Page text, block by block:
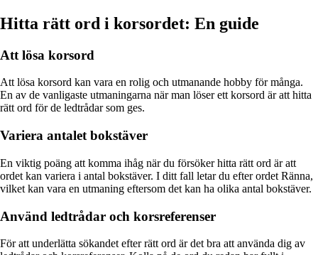
Hitta rätt ord i korsordet: En guide
Att lösa korsord
Att lösa korsord kan vara en rolig och utmanande hobby för många.
En av de vanligaste utmaningarna när man löser ett korsord är att hitta
rätt ord för de ledtrådar som ges.
Variera antalet bokstäver
En viktig poäng att komma ihåg när du försöker hitta rätt ord är att
ordet kan variera i antal bokstäver. I ditt fall letar du efter ordet Ränna,
vilket kan vara en utmaning eftersom det kan ha olika antal bokstäver.
Använd ledtrådar och korsreferenser
För att underlätta sökandet efter rätt ord är det bra att använda dig av